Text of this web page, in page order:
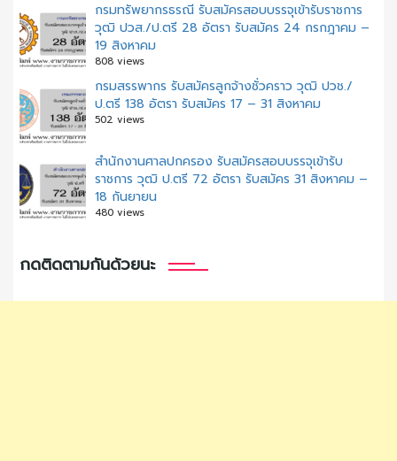
กรมทรัพยากรธรณี รับสมัครสอบบรรจุเข้ารับราชการ
วุฒิ ปวส./ป.ตรี 28 อัตรา รับสมัคร 24 กรกฎาคม –
19 สิงหาคม
808 views
กรมสรรพากร รับสมัครลูกจ้างชั่วคราว วุฒิ ปวช./
ป.ตรี 138 อัตรา รับสมัคร 17 – 31 สิงหาคม
502 views
สํานักงานศาลปกครอง รับสมัครสอบบรรจุเข้ารับ
ราชการ วุฒิ ป.ตรี 72 อัตรา รับสมัคร 31 สิงหาคม –
18 กันยายน
480 views
กดติดตามกันด้วยนะ